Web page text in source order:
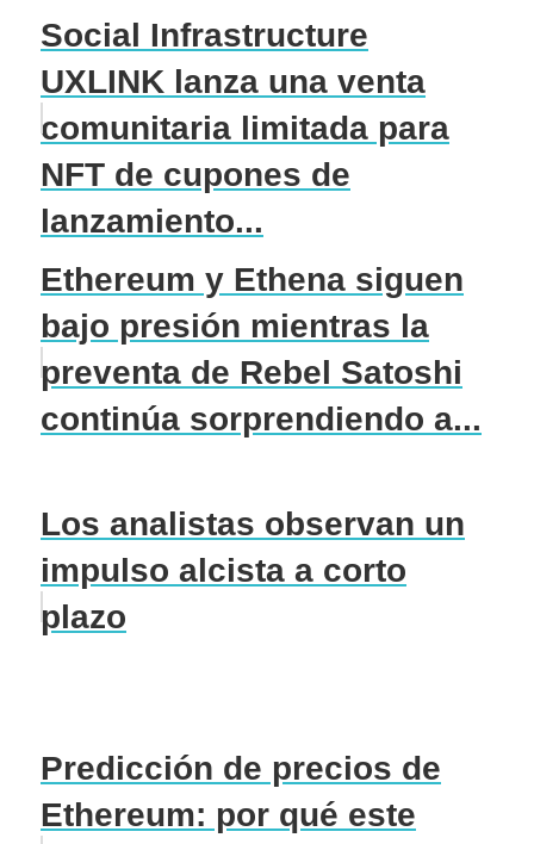
Social Infrastructure
UXLINK lanza una venta
comunitaria limitada para
NFT de cupones de
lanzamiento...
Ethereum y Ethena siguen
bajo presión mientras la
preventa de Rebel Satoshi
continúa sorprendiendo a...
Los analistas observan un
impulso alcista a corto
plazo
Predicción de precios de
Ethereum: por qué este